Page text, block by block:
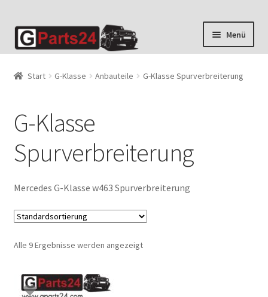
Zur
Navigation
Zum
Inhalt
Menü
Start G-Klasse Anbauteile G-Klasse Spurverbreiterung
G-Klasse
Spurverbreiterung
Mercedes G-Klasse w463 Spurverbreiterung
Alle 9 Ergebnisse werden angezeigt